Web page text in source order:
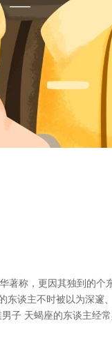
称，更因其独到的
谈主不时被以为深邃
子 天蝎座的东谈主经